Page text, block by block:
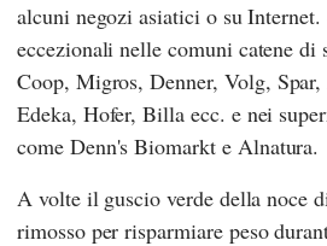
alcuni negozi asiatici o su
eccezionali nelle comuni catene di
Coop, Migros,Denner, Volg, Spar,
Edeka, Hofer,Billa ecc. e nei
come Denn's Biomarkte Alnatura.
A volte il guscio verde della noce
rimosso per risparmiare peso